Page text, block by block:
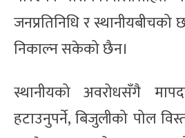
जनप्रतिनिधि र
निकाल्न सकेको छैन।
स्थानीयको अवरोधसँगै
हटाउनुपर्ने, बिजुलीको पोल